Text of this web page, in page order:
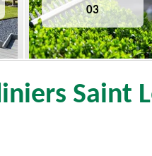
03
Saint